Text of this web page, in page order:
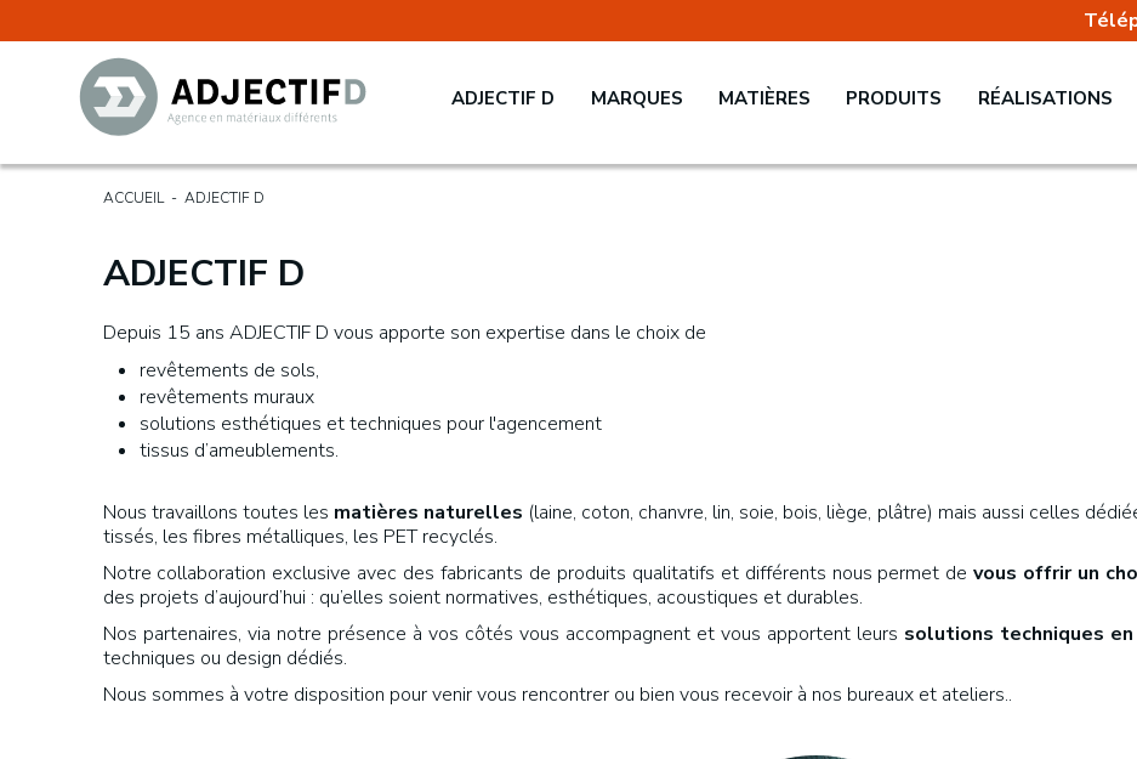
ADJECTIF D MARQUES MATIÈRES PRODUITS RÉALISATIONS
ACCUEIL- ADJECTIF D
ADJECTIF D
Depuis 15 ans ADJECTIF D vous apporte son expertise dans le choix de
revêtements de sols,
revêtements muraux
solutions esthétiques et techniques pour l'agencement
tissus d’ameublements.
Nous travaillons toutes les matières naturelles (laine, coton, chanvre, lin, soie, bois, liège, plâtre) mais aussi celles
tissés, les fibres métalliques, les PET recyclés.
Notre collaboration exclusive avec des fabricants de produits qualitatifs et différents nous permet devous offrir un
des projets d’aujourd’hui : qu’elles soient normatives, esthétiques, acoustiques et durables.
Nos partenaires, via notre présence à vos côtés vous accompagnent et vous apportent leurs solutions techniques
techniques ou design dédiés.
Nous sommes à votre disposition pour venir vous rencontrer ou bien vous recevoir à nos bureaux et ateliers..